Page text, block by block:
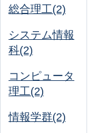
総合理工(2)
システム情報
科(2)
コンピュータ
理工(2)
情報学群(2)